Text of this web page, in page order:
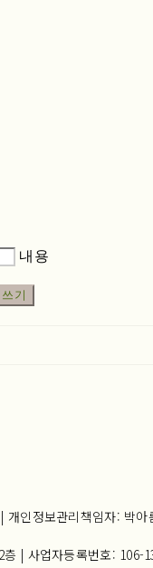
내용
기
개인정보관리책임자: 박
| 사업자등록번호: 106-